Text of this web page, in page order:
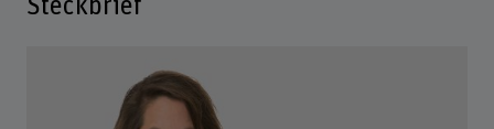
Steckbrief